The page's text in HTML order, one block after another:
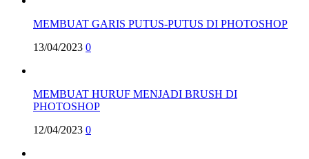
MEMBUAT GARIS PUTUS-PUTUS DI PHOTOSHOP
13/04/2023 0
MEMBUAT HURUF MENJADI BRUSH DI
PHOTOSHOP
12/04/2023 0